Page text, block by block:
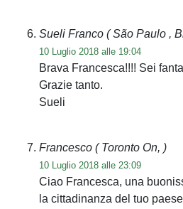
Sueli Franco ( São Paulo ,
10 Luglio 2018 alle 19:04
Brava Francesca!!!! Sei
Grazie tanto.
Sueli
Francesco ( Toronto On, )
10 Luglio 2018 alle 23:09
Ciao Francesca, una
la cittadinanza del tuo